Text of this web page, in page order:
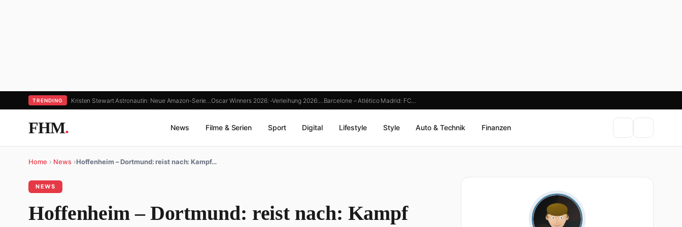
TRENDING Kristen Stewart Astronautin: Neue Amazon-Serie…Oscar Winners 2026: -Verleihung 2026:… Barcelone – Atlético Madrid: FC…
FHM. News Filme & Serien Sport Digital Lifestyle Style Auto & Technik Finanzen
Home › News ›Hoffenheim – Dortmund: reist nach: Kampf…
NEWS
Hoffenheim – Dortmund: reist nach: Kampf